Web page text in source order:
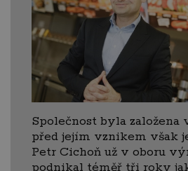
Společnost byla založena
před jejím vznikem však
Petr Cichoň už v oboru
podnikal téměř tři roky